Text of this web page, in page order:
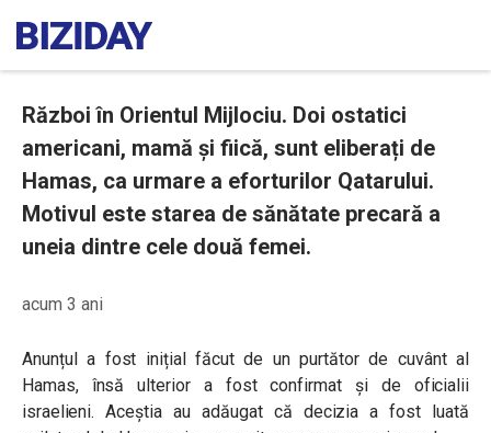
Război în Orientul Mijlociu. Doi ostatici
americani, mamă și fiică, sunt eliberați de
Hamas, ca urmare a eforturilor Qatarului.
Motivul este starea de sănătate precară a
uneia dintre cele două femei.
acum 3 ani
Anunțul a fost inițial făcut de un purtător de cuvânt al
Hamas, însă ulterior a fost confirmat și de oficialii
israelieni. Aceștia au adăugat că decizia a fost luată